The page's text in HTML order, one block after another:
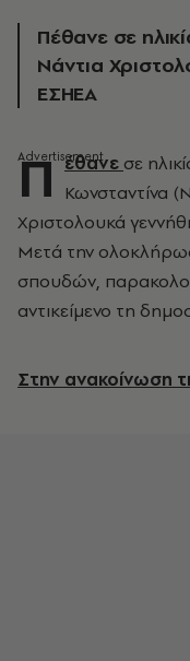
Πέθανε σε
Νάντια
ΕΣΗΕΑ
Π έθανε σε
Κωνσταντίνα
Χριστολουκά
Μετά την
σπουδών,
αντικείμενο τη
Στην ανακοίνωση